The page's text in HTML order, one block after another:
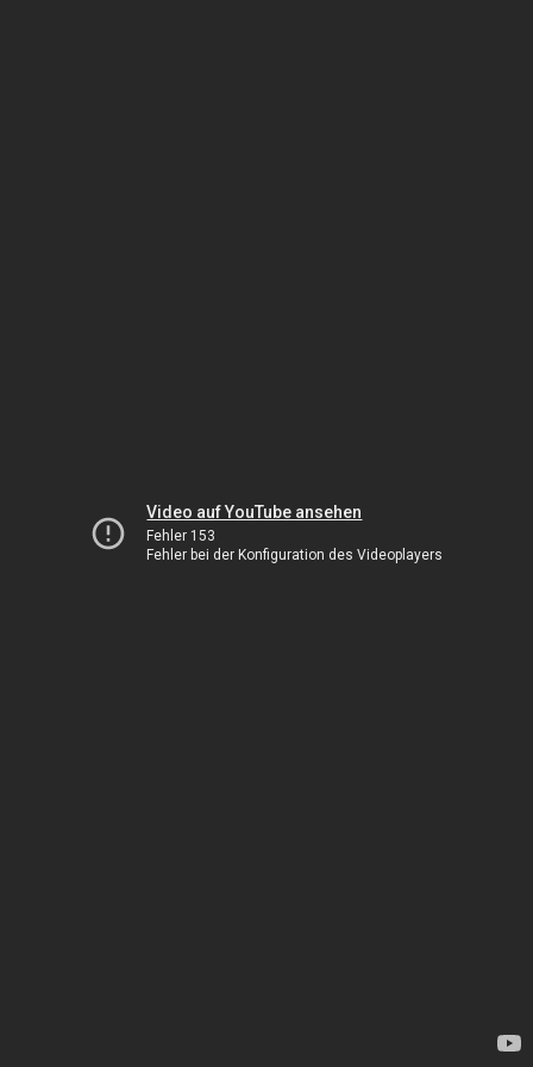
Video auf YouTube ansehen
Fehler 153
Fehler bei der Konfiguration des Videoplayers